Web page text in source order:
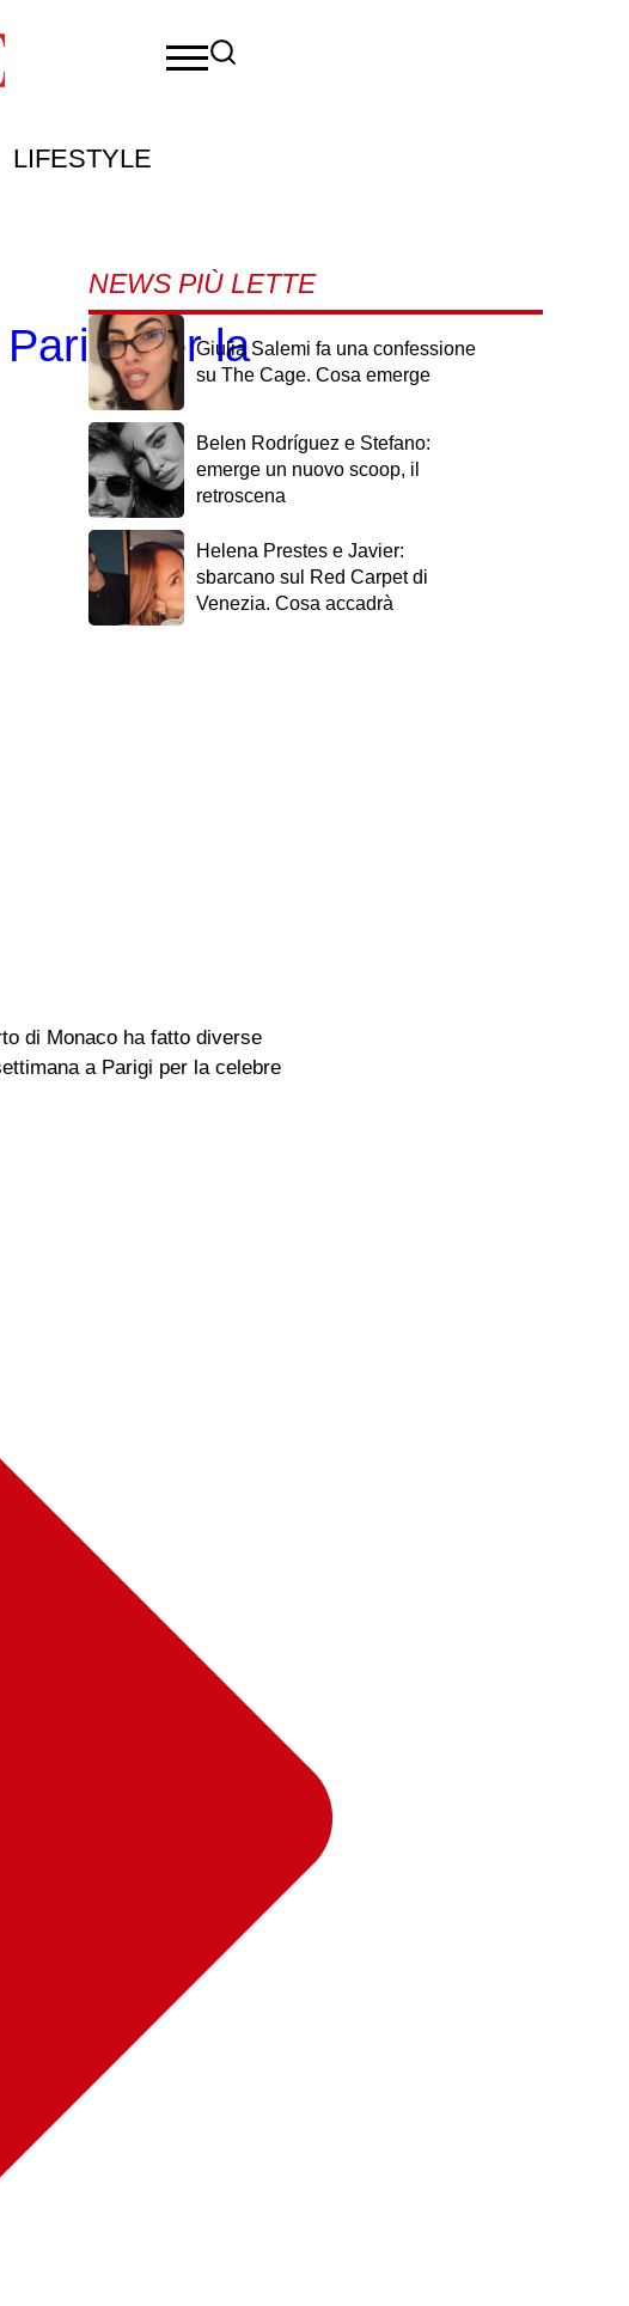
LIFESTYLE
per la
di Monaco ha fatto diverse
a Parigi per la celebre
NEWS PIÙ LETTE
Giulia Salemi fa una confessione
su The Cage. Cosa emerge
Belen Rodríguez e Stefano:
emerge un nuovo scoop, il
retroscena
Helena Prestes e Javier:
sbarcano sul Red Carpet di
Venezia. Cosa accadrà